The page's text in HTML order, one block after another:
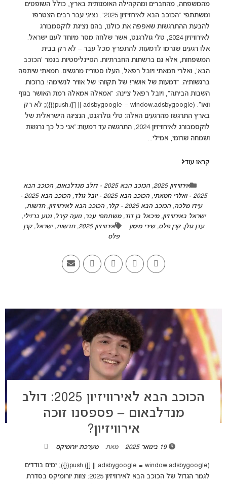
מהמשפחה, מהחברים ומהקהילה האומנותית בארץ, כולל השופטים
ומשתתפי "הכוכב הבא לאירוויזיון 2025". נציגי עבר רבים הצטרפו
להבעת ההתרגשות שאפפה את כולנו, בהם נציגת לוקסמבורג
לאירוויזיון 2024, טלי גולרגנט, אשר שלחה מסר מיוחד לעם ישראל.
אלו רגעים שגרמו לדמעות להתפרץ מכל עבר – לא רק בבית
המשפחות, אלא גם ברשתות החברתיות. הפיינליסטיות בגמר 'הכוכב
הבא', ואלרי חמאתי ויובל רפאל, העלו סטוריז מרגשים. חמאתי שיתפה
ברגשותיה: "דמעות של אושר! של תקווה! של אוויר לנשימה! ברוכות
השבות הביתה", ויובל רפאל ציינה: "אמאלה אמאלה רמת האושר בגוף
וואו". (adsbygoogle = window.adsbygoogle || []).push({}); לא רק
בארץ התרגשו מהרגעים האלה: טלי גולרגנט, הנציגה הישראלית של
לוקסמבורג לאירוויזיון 2024, התרגשה עד דמעות:"אני כל כך נרגשת
ושמחה שרומי, אמילי...
קראו עוד
אירוויזיון 2025 ,הכוכב הבא 2025 - דולב מנדלבאום ,הכוכב הבא
2025 - ואלרי חמאתי
,הכוכב הבא 2025 - יובל גולד ,
הכוכב הבא 2025 -
עידו מלכה,הכוכב הבא 2025 - קלר ,הכוכב הבא לאירוויזיון,חדשות,
ישראל באירוויזיון,מיכאל בן דוד,משתתפי עבר,נועה קירל,נטע ברזילי,
עדן גולן,קרן פלס,שירי מימון אירוויזיון 2025 ,חדשות,ישראל,קרן
פלס
הכוכב הבא לאירוויזיון 2025: דולב
מנדלבאום – פספסנו זוכה
אירוויזיון?
19 בינואר 2025 מאת מערכת יורומיקס
(adsbygoogle = window.adsbygoogle || []).push({}); ימים בודדים
לגמר הגדול של הכוכב הבא לאירוויזיון 2025: צוות יורומיקס בסדרת